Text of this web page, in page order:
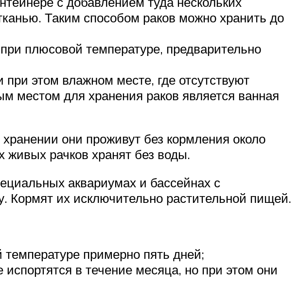
Таким способом раков можно хранить до
плюсовой температуре, предварительно
этом влажном месте, где отсутствуют
местом для хранения раков является ванная
они проживут без кормления около
живых рачков хранят без воды.
аквариумах и бассейнах с
Кормят их исключительно растительной пищей.
примерно пять дней;
в течение месяца, но при этом они